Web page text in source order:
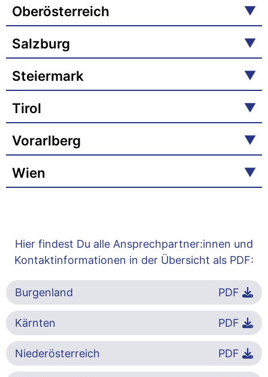
Oberösterreich
Salzburg
Steiermark
Tirol
Vorarlberg
Wien
Hier findest Du alle Ansprechpartner:innen und
Kontaktinformationen in der Übersicht als PDF:
Burgenland PDF
Kärnten PDF
Niederösterreich PDF